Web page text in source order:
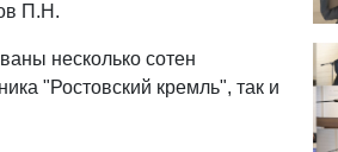
П.Н.
несколько сотен
"Ростовский кремль", так и